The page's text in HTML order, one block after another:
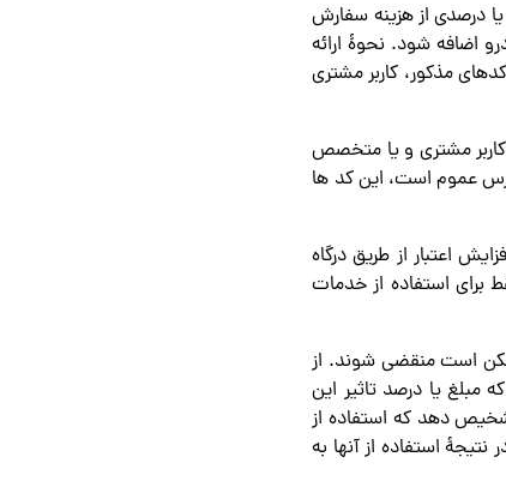
یا درصدی از هزینه سفارش
اضافه ‌شود. نحوۀ ارائه
مذکور، کاربر مشتری
کاربر مشتری و یا متخصص
عموم است، این کد ها
اعتبار از طریق درگاه
برای استفاده از خدمات
است منقضی شوند. از
مبلغ یا درصد تاثیر این
دهد که استفاده از
استفاده از آنها به